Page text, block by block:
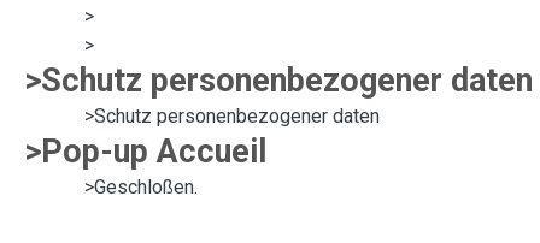
>
>
>Schutz personenbezogener daten
>Schutz personenbezogener daten
>Pop-up Accueil
>Geschloßen.